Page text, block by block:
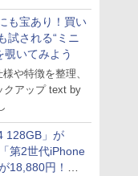
も宝あり！買い
試される“ミニ
覗いてみよう
や特徴を整理、
クアップ text by
128GB」が
第2世代iPhone
18,880円！中